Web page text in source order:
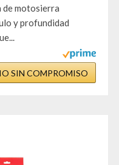
de motosierra
y profundidad
SIN COMPROMISO